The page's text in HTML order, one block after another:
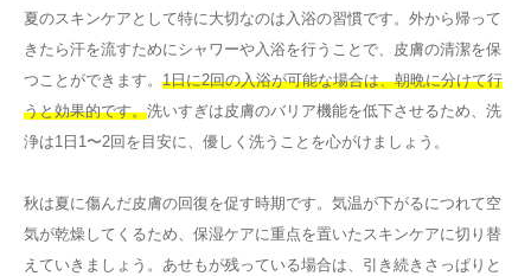
夏のスキンケアとして特に大切なのは入浴の習慣です。外から帰って
きたら汗を流すためにシャワーや入浴を行うことで、皮膚の清潔を保
つことができます。 1日に2回の入浴が可能な場合は、朝晩に分けて行
うと効果的です。洗いすぎは皮膚のバリア機能を低下させるため、洗
浄は1日1〜2回を目安に、優しく洗うことを心がけましょう。
秋は夏に傷んだ皮膚の回復を促す時期です。気温が下がるにつれて空
気が乾燥してくるため、保湿ケアに重点を置いたスキンケアに切り替
えていきましょう。あせもが残っている場合は、引き続きさっぱりと